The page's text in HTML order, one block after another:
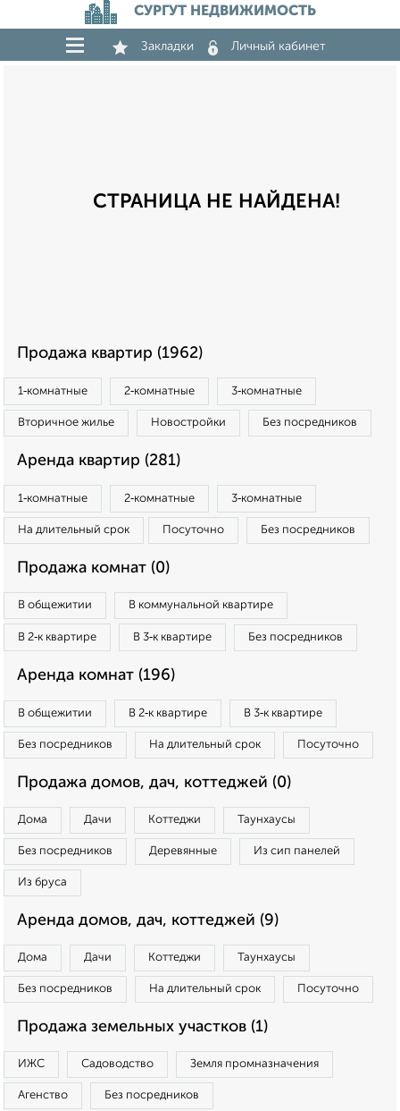
СУРГУТ НЕДВИЖИМОСТЬ
Закладки Личный кабинет
СТРАНИЦА НЕ НАЙДЕНА!
Продажа квартир (1962)
1‑комнатные 2‑комнатные 3‑комнатные
Вторичное жилье Новостройки Без посредников
Аренда квартир (281)
1‑комнатные 2‑комнатные 3‑комнатные
На длительный срок Посуточно Без посредников
Продажа комнат (0)
В общежитии В коммунальной квартире
В 2‑к квартире В 3‑к квартире Без посредников
Аренда комнат (196)
В общежитии В 2‑к квартире В 3‑к квартире
Без посредников На длительный срок Посуточно
Продажа домов, дач, коттеджей (0)
Дома Дачи Коттеджи Таунхаусы
Без посредников Деревянные Из сип панелей
Из бруса
Аренда домов, дач, коттеджей (9)
Дома Дачи Коттеджи Таунхаусы
Без посредников На длительный срок Посуточно
Продажа земельных участков (1)
ИЖС Садоводство Земля промназначения
Агенство Без посредников